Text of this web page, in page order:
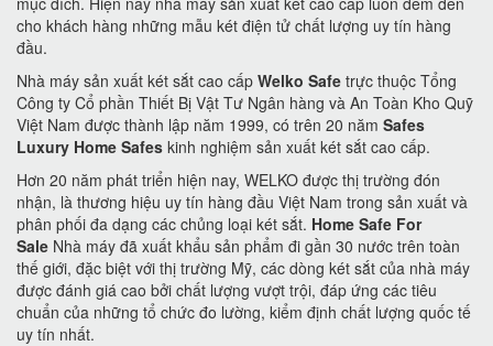
cho khách hàng những mẫu két điện tử chất lượng uy tín hàng
đầu.
Nhà máy sản xuất két sắt cao cấp Welko Safe trực thuộc Tổng
Công ty Cổ phần Thiết Bị Vật Tư Ngân hàng và An Toàn Kho Quỹ
Việt Nam được thành lập năm 1999, có trên 20 năm Safes
Luxury Home Safes kinh nghiệm sản xuất két sắt cao cấp.
Hơn 20 năm phát triển hiện nay, WELKO được thị trường đón
nhận, là thương hiệu uy tín hàng đầu Việt Nam trong sản xuất và
phân phối đa dạng các chủng loại két sắt. Home Safe For
Sale Nhà máy đã xuất khẩu sản phẩm đi gần 30 nước trên toàn
thế giới, đặc biệt với thị trường Mỹ, các dòng két sắt của nhà máy
được đánh giá cao bởi chất lượng vượt trội, đáp ứng các tiêu
chuẩn của những tổ chức đo lường, kiểm định chất lượng quốc tế
uy tín nhất.